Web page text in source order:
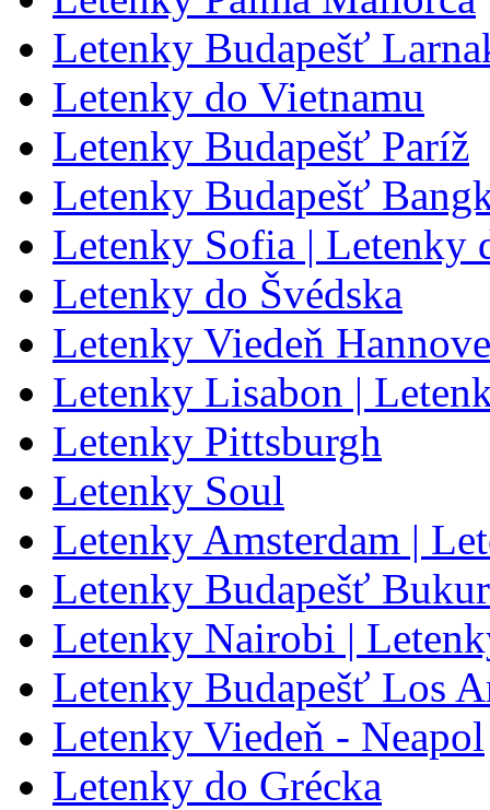
Letenky Budapešť
Letenky do Vietnamu
Letenky Budapešť Paríž
Letenky Budapešť
Letenky Sofia | Letenky
Letenky do Švédska
Letenky Viedeň
Letenky Lisabon |
Letenky Pittsburgh
Letenky Soul
Letenky Amsterdam |
Letenky Budapešť
Letenky Nairobi |
Letenky Budapešť Los
Letenky Viedeň - Neapol
Letenky do Grécka